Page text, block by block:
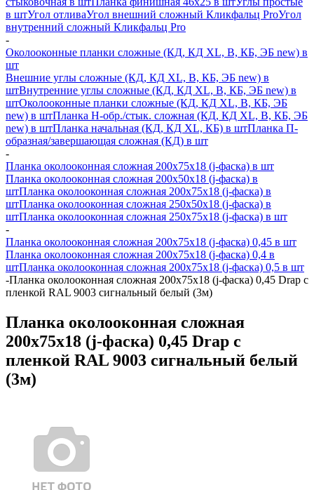
в штУгол отливаУгол внешний сложный Кликфальц ProУгол
внутренний сложный Кликфальц Pro
-
Околооконные планки сложные (КД, КД XL, В, КБ, ЭБ new) в
шт
Внешние углы сложные (КД, КД XL, В, КБ, ЭБ new) в
штВнутренние углы сложные (КД, КД XL, В, КБ, ЭБ new) в
штОколооконные планки сложные (КД, КД XL, В, КБ, ЭБ
new) в штПланка H-обр./стык. сложная (КД, КД XL, В, КБ, ЭБ
new) в штПланка начальная (КД, КД XL, КБ) в штПланка П-
образная/завершающая сложная (КД) в шт
-
Планка околооконная сложная 200х75х18 (j-фаска) в шт
Планка околооконная сложная 200х50х18 (j-фаска) в
штПланка околооконная сложная 200х75х18 (j-фаска) в
штПланка околооконная сложная 250х50х18 (j-фаска) в
штПланка околооконная сложная 250х75х18 (j-фаска) в шт
-
Планка околооконная сложная 200х75х18 (j-фаска) 0,45 в шт
Планка околооконная сложная 200х75х18 (j-фаска) 0,4 в
штПланка околооконная сложная 200х75х18 (j-фаска) 0,5 в шт
-Планка околооконная сложная 200х75х18 (j-фаска) 0,45 Drap с
пленкой RAL 9003 сигнальный белый (3м)
Планка околооконная сложная
200х75х18 (j-фаска) 0,45 Drap с
пленкой RAL 9003 сигнальный белый
(3м)